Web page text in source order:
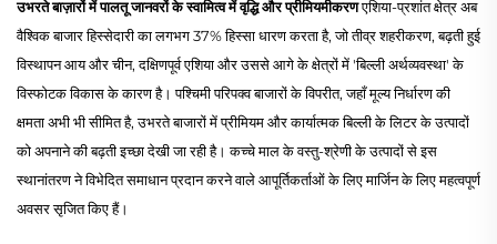
उभरते बाज़ारों में पालतू जानवरों के स्वामित्व में वृद्धि और प्रीमियमीकरणएशिया-प्रशांत क्षेत्र अब
वैश्विक बाजार हिस्सेदारी का लगभग 37% हिस्सा धारण करता है, जो तीव्र शहरीकरण, बढ़ती हुई
विस्थापन आय और चीन, दक्षिणपूर्व एशिया और उससे आगे के क्षेत्रों में 'बिल्ली अर्थव्यवस्था' के
विस्फोटक विकास के कारण है। पश्चिमी परिपक्व बाजारों के विपरीत, जहाँ मूल्य निर्धारण की
क्षमता अभी भी सीमित है, उभरते बाजारों में प्रीमियम और कार्यात्मक बिल्ली के लिटर के उत्पादों
को अपनाने की बढ़ती इच्छा देखी जा रही है। कच्चे माल के वस्तु-श्रेणी के उत्पादों से इस
स्थानांतरण ने विभेदित समाधान प्रदान करने वाले आपूर्तिकर्ताओं के लिए मार्जिन के लिए महत्वपूर्ण
अवसर सृजित किए हैं।